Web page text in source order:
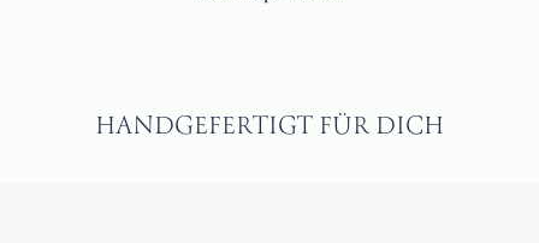
HANDGEFERTIGT FÜR DICH